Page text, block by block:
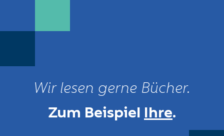
Wir lesen gerne Bücher.
Zum Beispiel Ihre.